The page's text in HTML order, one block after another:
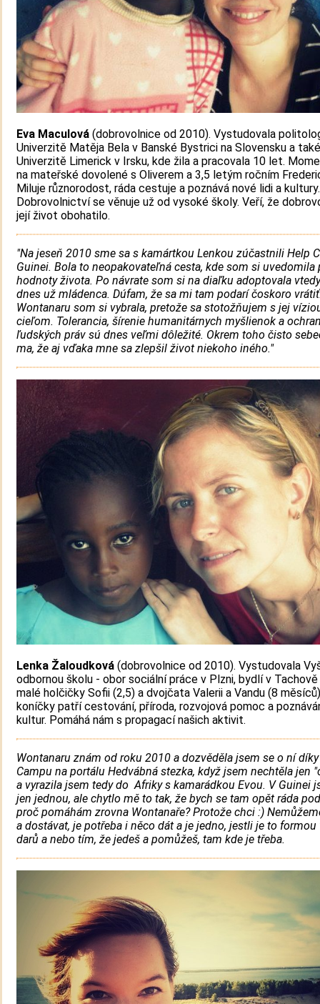
Eva Maculová (dobrovolnice od 2010). Vystudovala
Univerzitě Matěja Bela v Banské Bystrici na Slovensku a
Univerzitě Limerick v Irsku, kde žila a pracovala 10 let.
na mateřské dovolené s Oliverem a 3,5 letým ročním
Miluje různorodost, ráda cestuje a poznává nové lidi a kultury.
Dobrovolnictví se věnuje už od vysoké školy. Veří, že
její život obohatilo.
"Na jeseň 2010 sme sa s kamártkou Lenkou zúčastnili Help
Guinei. Bola to neopakovateľná cesta, kde som si uvedomila
hodnoty života. Po návrate som si na diaľku adoptovala
dnes už mládenca. Dúfam, že sa mi tam podarí čoskoro
Wontanaru som si vybrala, pretože sa stotožňujem s jej
cieľom. Tolerancia, šírenie humanitárnych myšlienok a
ľudských práv sú dnes veľmi dôležité. Okrem toho čisto
ma, že aj vďaka mne sa zlepšil život niekoho iného."
Lenka Žaloudková (dobrovolnice od 2010). Vystudovala
odbornou školu - obor sociální práce v Plzni, bydlí v
malé holčičky Sofii (2,5) a dvojčata Valerii a Vandu (8
koníčky patří cestování, příroda, rozvojová pomoc a
kultur. Pomáhá nám s propagací našich aktivit.
Wontanaru znám od roku 2010 a dozvěděla jsem se o ní
Campu na portálu Hedvábná stezka, když jsem nechtěla jen
a vyrazila jsem tedy do Afriky s kamarádkou Evou. V Guinei
jen jednou, ale chytlo mě to tak, že bych se tam opět ráda
proč pomáhám zrovna Wontanaře? Protože chci :)
a dostávat, je potřeba i něco dát a je jedno, jestli je to formou
darů a nebo tím, že jedeš a pomůžeš, tam kde je třeba.